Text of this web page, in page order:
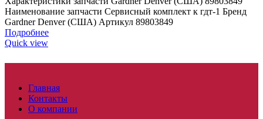
Наименование запчасти Сервисный комплект к гдт-1 Бренд
Gardner Denver (США) Артикул 89803849
Подробнее
Quick view
Главная
Контакты
О компании